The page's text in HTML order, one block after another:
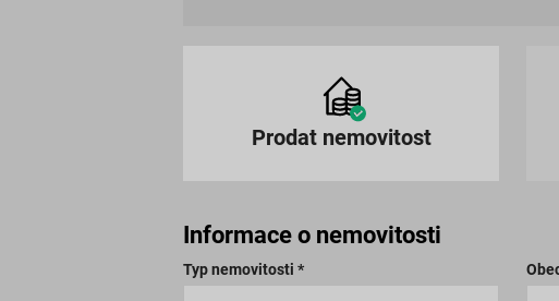
Prodat nemovitost
Informace o nemovitosti
Typ nemovitosti *